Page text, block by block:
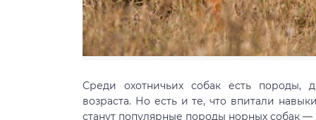
Среди охотничьих собак есть породы,
возраста. Но есть и те, что впитали
станут популярные породы норных собак